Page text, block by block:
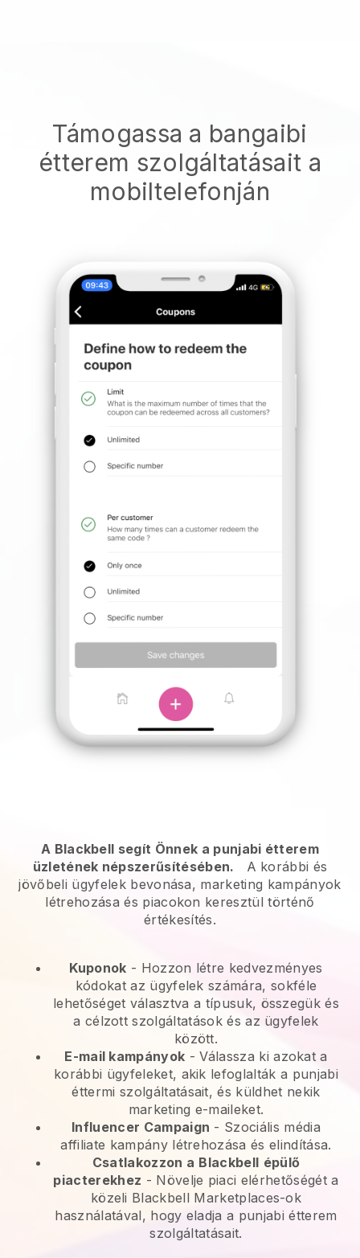
Támogassa a bangaibi
étterem szolgáltatásait a
mobiltelefonján
A Blackbell segít Önnek a punjabi étterem
üzletének népszerűsítésében.
A korábbi és
jövőbeli ügyfelek bevonása, marketing kampányok
létrehozása és piacokon keresztül történő
értékesítés.
Kuponok - Hozzon létre kedvezményes
kódokat az ügyfelek számára, sokféle
lehetőséget választva a típusuk, összegük és
a célzott szolgáltatások és az ügyfelek
között.
E-mail kampányok -Válassza ki azokat a
korábbi ügyfeleket, akik lefoglalták a punjabi
éttermi szolgáltatásait, és küldhet nekik
marketing e-maileket.
Influencer Campaign - Szociális média
affiliate kampány létrehozása és elindítása.
Csatlakozzon a Blackbell épülő
piacterekhez - Növelje piaci elérhetőségét a
közeli Blackbell Marketplaces-ok
használatával, hogy eladja a punjabi étterem
szolgáltatásait.